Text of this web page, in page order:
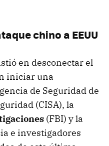
chino a EEUU
en desconectar el
iniciar una
de Seguridad de
(CISA), la
(FBI) y la
e investigadores